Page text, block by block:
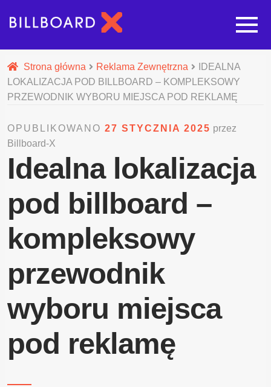
Oferta budowy reklam
Nasze pozostałe usługi
Galeria
O nas
Realizacje
Blog
Kontakt
Strona główna Reklama Zewnętrzna
IDEALNA
LOKALIZACJA POD BILLBOARD – KOMPLEKSOWY
PRZEWODNIK WYBORU MIEJSCA POD REKLAMĘ
OPUBLIKOWANO 27 STYCZNIA 2025 przez
Billboard-X
Idealna lokalizacja
pod billboard –
kompleksowy
przewodnik
wyboru miejsca
pod reklamę